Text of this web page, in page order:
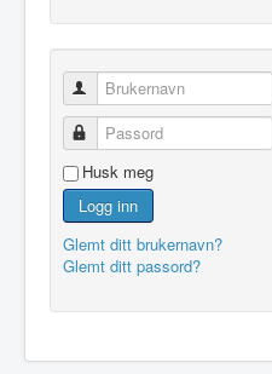
Brukernavn
Passord
Husk meg
Logg inn
Glemt ditt brukernavn?
Glemt ditt passord?